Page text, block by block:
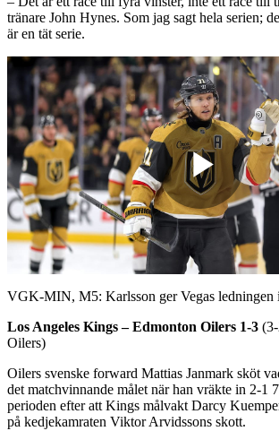
tränare John Hynes. Som jag sagt hela serien;
är en tät serie.
Play
VGK-MIN, M5: Karlsson ger Vegas ledningen
Los Angeles Kings – Edmonton Oilers 1-3
Oilers)
Oilers svenske forward Mattias Janmark sköt
det matchvinnande målet när han vräkte in 2-1
perioden efter att Kings målvakt Darcy
på kedjekamraten Viktor Arvidssons skott.